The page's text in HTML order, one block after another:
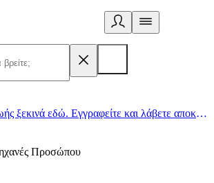
Ο υγιεινός τρόπος ζωής ξεκινά εδώ. Εγγραφείτε και λάβετε αποκλειστικές προσφορές
Προσώπου